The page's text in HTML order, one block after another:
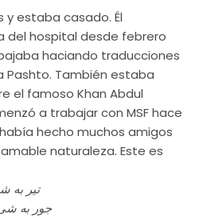
y estaba casado. Él
del hospital desde febrero
haciando traducciones
Pashto. También estaba
el famoso Khan Abdul
a trabajar con MSF hace
hecho muchos amigos
naturaleza. Este es
تیر به
جور به